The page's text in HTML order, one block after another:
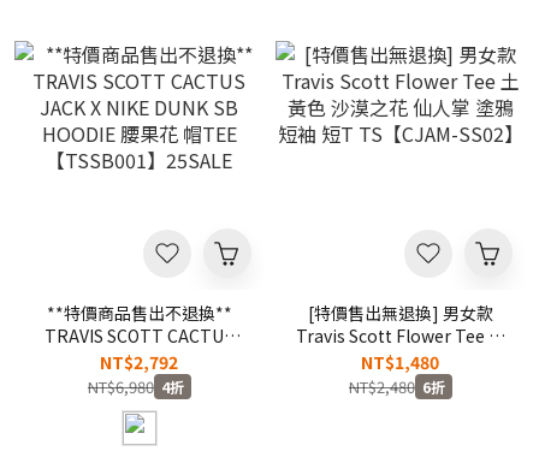
**特價商品售出不退換**
TRAVIS SCOTT CACTUS
JACK X NIKE DUNK SB
HOODIE 腰果花 帽TEE
【TSSB001】25SALE
NT$2,792
NT$6,980 4折
[特價售出無退換] 男女款
Travis Scott Flower Tee 土
黃色 沙漠之花 仙人掌 塗鴉
短袖 短T TS【CJAM-SS02】
NT$1,480
NT$2,480 6折